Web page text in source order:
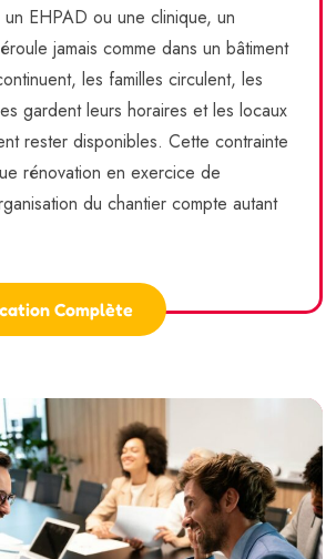
EHPAD ou une clinique, un
jamais comme dans un bâtiment
les familles circulent, les
gardent leurs horaires et les locaux
rester disponibles. Cette contrainte
rénovation en exercice de
du chantier compte autant
Complète